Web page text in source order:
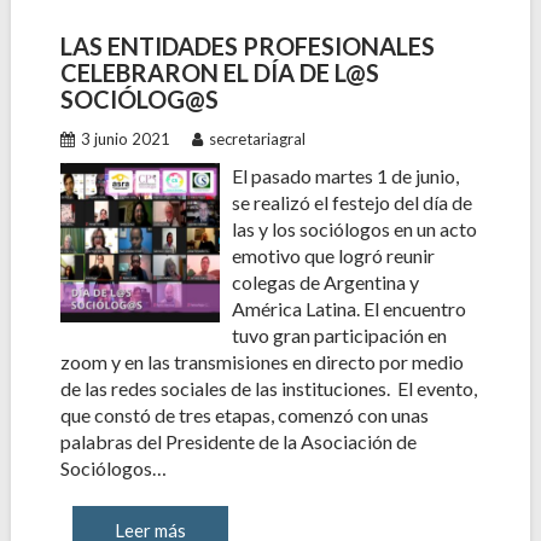
LAS ENTIDADES PROFESIONALES
CELEBRARON EL DÍA DE L@S
SOCIÓLOG@S
3 junio 2021 secretariagral
El pasado martes 1 de junio,
se realizó el festejo del día de
las y los sociólogos en un acto
emotivo que logró reunir
colegas de Argentina y
América Latina. El encuentro
tuvo gran participación en
zoom y en las transmisiones en directo por medio
de las redes sociales de las instituciones. El evento,
que constó de tres etapas, comenzó con unas
palabras del Presidente de la Asociación de
Sociólogos…
Leer más